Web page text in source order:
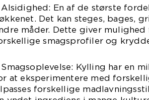
Alsidighed: En af de største
Det kan steges, bages,
måder. Dette giver
smagsprofiler og
Smagsoplevelse: Kylling har en
at eksperimentere med
forskellige